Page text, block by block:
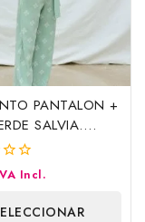
PANTALON +
SALVIA.
Incl.